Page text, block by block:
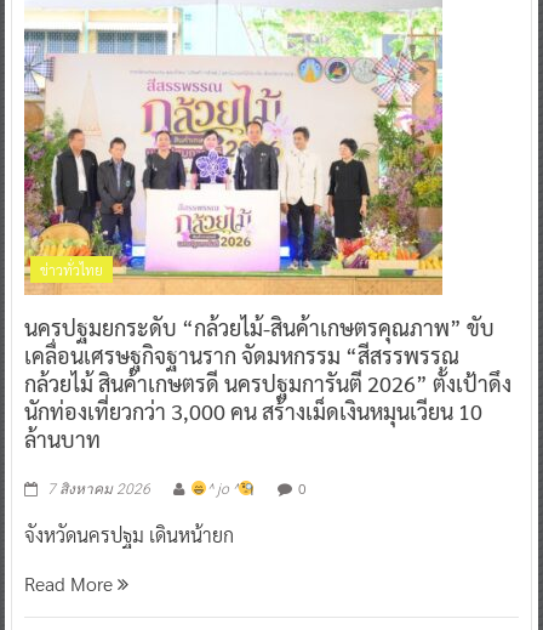
ข่าวทั่วไทย
นครปฐมยกระดับ “กล้วยไม้-สินค้าเกษตรคุณภาพ” ขับ
เคลื่อนเศรษฐกิจฐานราก จัดมหกรรม “สีสรรพรรณ
กล้วยไม้ สินค้าเกษตรดี นครปฐมการันตี 2026” ตั้งเป้าดึง
นักท่องเที่ยวกว่า 3,000 คน สร้างเม็ดเงินหมุนเวียน 10
ล้านบาท
7 สิงหาคม 2026 ^ jo ^ 0
จังหวัดนครปฐม เดินหน้ายก
Read More